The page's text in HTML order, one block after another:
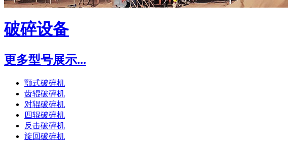
破碎设备
更多型号展示...
颚式破碎机
齿辊破碎机
对辊破碎机
四辊破碎机
反击破碎机
旋回破碎机